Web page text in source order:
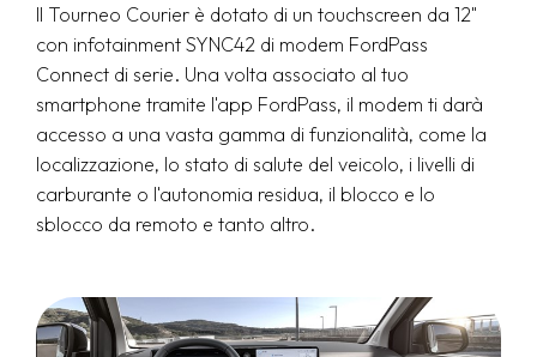
Il Tourneo Courier è dotato di un touchscreen da 12"
con infotainment SYNC42 di modem FordPass
Connect di serie. Una volta associato al tuo
smartphone tramite l'app FordPass, il modem ti darà
accesso a una vasta gamma di funzionalità, come la
localizzazione, lo stato di salute del veicolo, i livelli di
carburante o l'autonomia residua, il blocco e lo
sblocco da remoto e tanto altro.